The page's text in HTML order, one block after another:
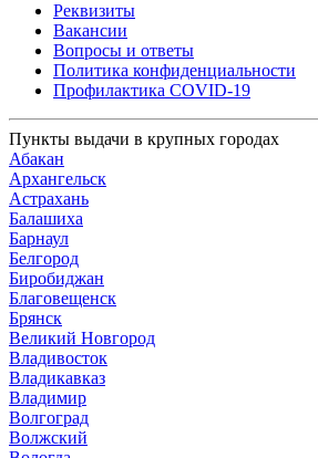
Реквизиты
Вакансии
Вопросы и ответы
Политика конфиденциальности
Профилактика COVID-19
Пункты выдачи в крупных городах
Абакан
Архангельск
Астрахань
Балашиха
Барнаул
Белгород
Биробиджан
Благовещенск
Брянск
Великий Новгород
Владивосток
Владикавказ
Владимир
Волгоград
Волжский